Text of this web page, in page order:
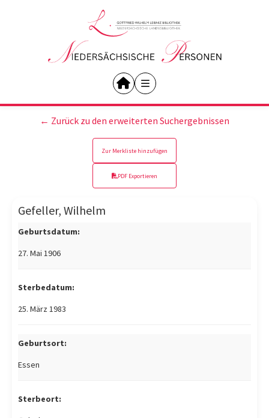
← Zurück zu den erweiterten Suchergebnissen
Zur Merkliste hinzufügen
PDF Exportieren
Gefeller, Wilhelm
Geburtsdatum:
27. Mai 1906
Sterbedatum:
25. März 1983
Geburtsort:
Essen
Sterbeort: